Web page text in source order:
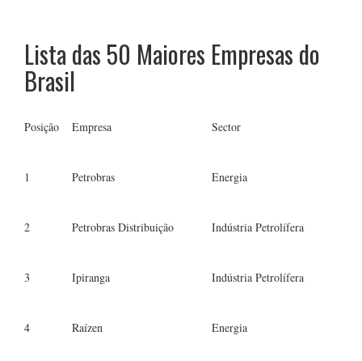
Lista das 50 Maiores Empresas do
Brasil
Posição Empresa Sector
1 Petrobras Energia
2 Petrobras Distribuição Indústria Petrolífera
3 Ipiranga Indústria Petrolífera
4 Raízen Energia